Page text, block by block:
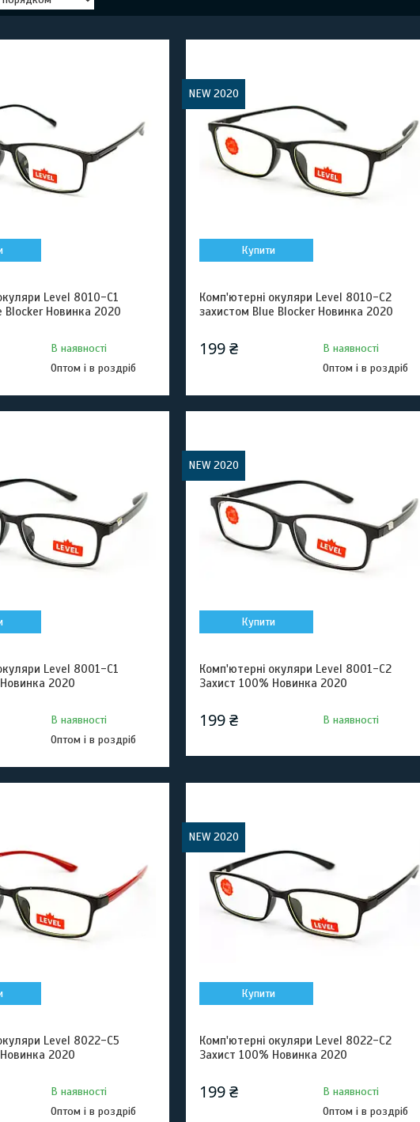
Level 8010-C1
Blocker Новинка 2020
В наявності
Оптом і в роздріб
NEW 2020
Купити
Комп'ютерні окуляри Level 8010-C2
захистом Blue Blocker Новинка 2020
199 ₴
В наявності
Оптом і в роздріб
Level 8001-C1
2020
В наявності
Оптом і в роздріб
NEW 2020
Купити
Комп'ютерні окуляри Level 8001-C2
Захист 100% Новинка 2020
199 ₴ В наявності
Level 8022-C5
2020
В наявності
Оптом і в роздріб
NEW 2020
Купити
Комп'ютерні окуляри Level 8022-C2
Захист 100% Новинка 2020
199 ₴
В наявності
Оптом і в роздріб